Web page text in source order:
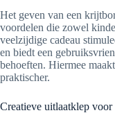
Het geven van een
voordelen die zowel
veelzijdige cadeau
en biedt een
behoeften. Hiermee
praktischer.
Creatieve uitlaatklep voor